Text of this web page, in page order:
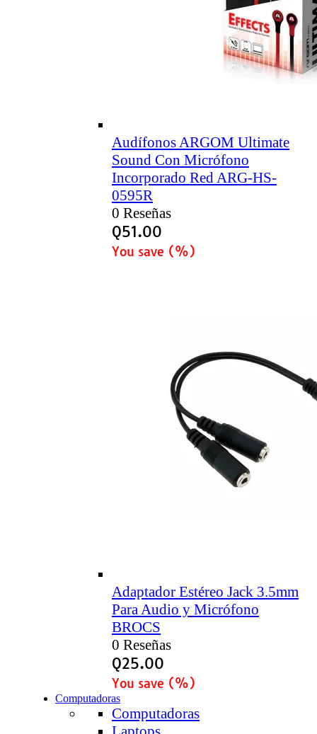
Audífonos ARGOM Ultimate
Sound Con Micrófono
Incorporado Red ARG-HS-
0595R
0 Reseñas
Q51.00
You save (%)
Adaptador Estéreo Jack 3.5mm
Para Audio y Micrófono
BROCS
0 Reseñas
Q25.00
You save (%)
Computadoras
Computadoras